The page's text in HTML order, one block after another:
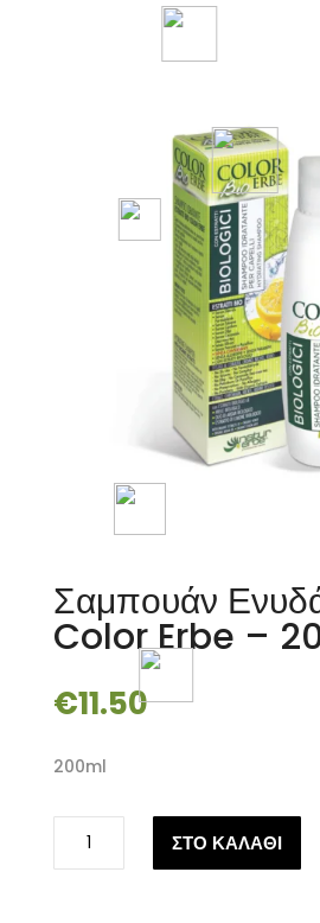
Σαμπουάν
Color Erbe –
€11.50
200ml
Ενυδάτωσης
ΣΤΟ ΚΑΛΑΘΙ